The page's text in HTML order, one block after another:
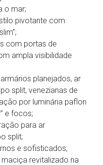
o mar;
pivotante com
com portas de
ampla visibilidade
planejados, ar
split, venezianas de
por luminária paflon
e focos;
para ar
split;
e sofisticados;
revitalizado na